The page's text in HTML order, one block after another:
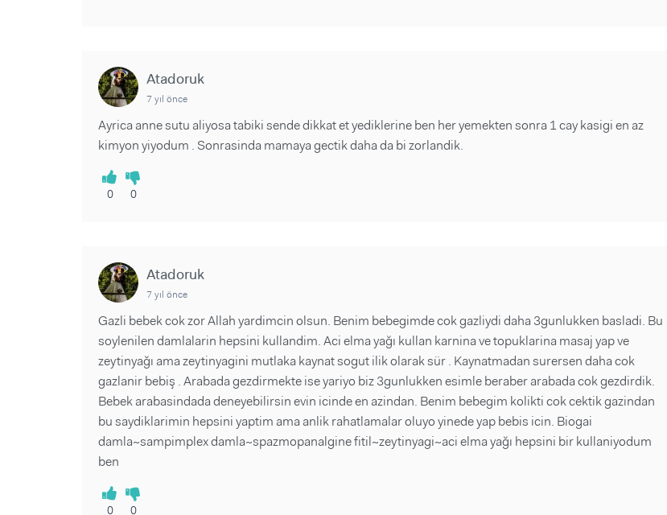
Atadoruk
7 yıl önce
Ayrica anne sutu aliyosa tabiki sende dikkat et yediklerine ben her yemekten sonra 1 cay kasigi en az
kimyon yiyodum . Sonrasinda mamaya gectik daha da bi zorlandik.
0 0
Atadoruk
7 yıl önce
Gazli bebek cok zor Allah yardimcin olsun. Benim bebegimde cok gazliydi daha 3gunlukken basladi. Bu
soylenilen damlalarin hepsini kullandim. Aci elma yağı kullan karnina ve topuklarina masaj yap ve
zeytinyağı ama zeytinyagini mutlaka kaynat sogut ilik olarak sür . Kaynatmadan surersen daha cok
gazlanir bebiş . Arabada gezdirmekte ise yariyo biz 3gunlukken esimle beraber arabada cok gezdirdik.
Bebek arabasindada deneyebilirsin evin icinde en azindan. Benim bebegim kolikti cok cektik gazindan
bu saydiklarimin hepsini yaptim ama anlik rahatlamalar oluyo yinede yap bebis icin. Biogai
damla~sampimplex damla~spazmopanalgine fitil~zeytinyagi~aci elma yağı hepsini bir kullaniyodum
ben
0 0